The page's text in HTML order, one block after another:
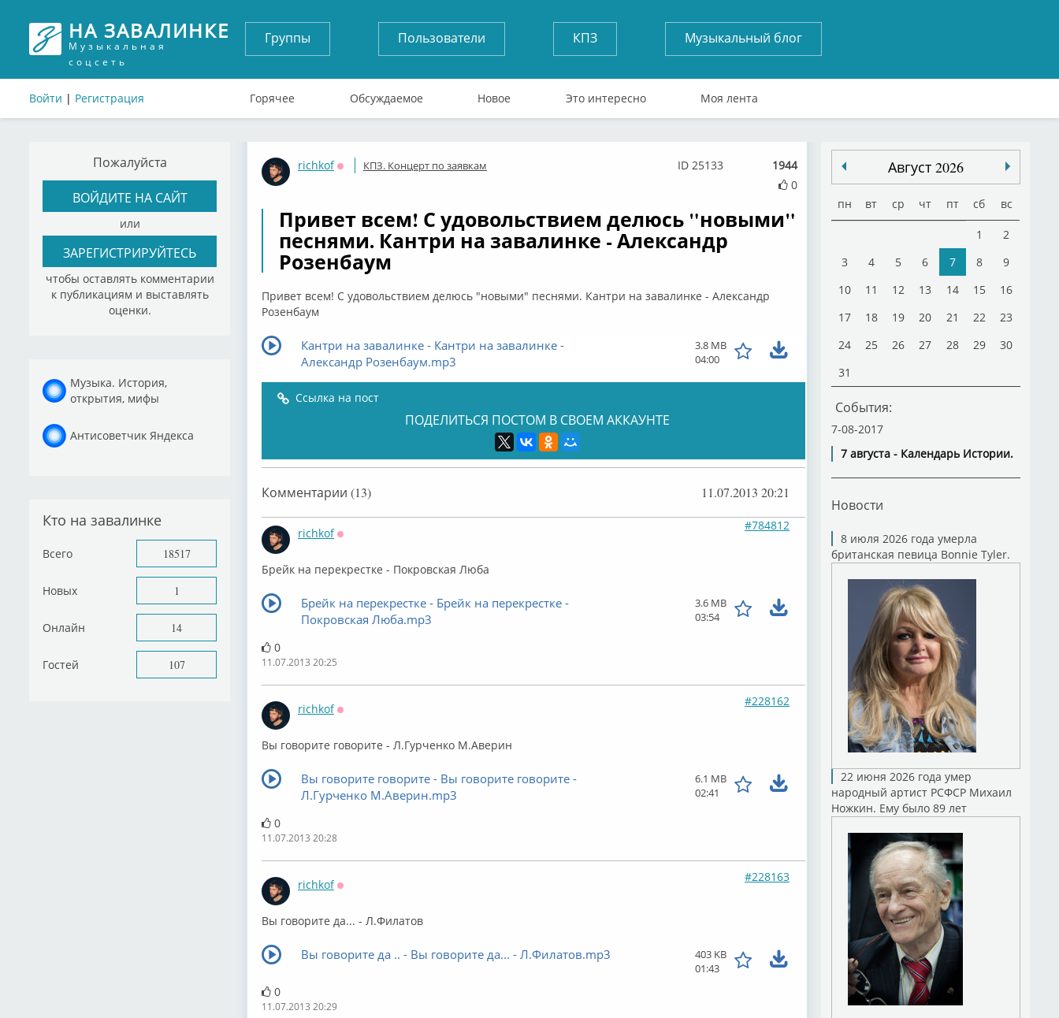
НА ЗАВАЛИНКЕ
Музыкальная
соцсеть
Войти | Регистрация
Группы Пользователи КПЗ Музыкальный блог
Горячее Обсуждаемое Новое Это интересно Моя лента
Пожалуйста
ВОЙДИТЕ НА САЙТ
или
ЗАРЕГИСТРИРУЙТЕСЬ
чтобы оставлять комментарии
к публикациям и выставлять
оценки.
Музыка. История,
открытия, мифы
Антисоветчик Яндекса
Кто на завалинке
Всего 18517
Новых 1
Онлайн 14
Гостей 107
richkof
Оффлайн
КПЗ. Концерт по заявкам
1944
0
ID 25133
Привет всем! С удовольствием делюсь "новыми"
песнями. Кантри на завалинке - Александр
Розенбаум
Привет всем! С удовольствием делюсь "новыми" песнями. Кантри на завалинке - Александр
Розенбаум
Кантри на завалинке - Кантри на завалинке -
Александр Розенбаум.mp3
3.8 MB
04:00
Ссылка на пост
ПОДЕЛИТЬСЯ ПОСТОМ В СВОЕМ АККАУНТЕ
Комментарии (13) 11.07.2013 20:21
richkof
#784812
Брейк на перекрестке - Покровская Люба
Брейк на перекрестке - Брейк на перекрестке -
Покровская Люба.mp3
3.6 MB
03:54
0
11.07.2013 20:25
richkof
#228162
Вы говорите говорите - Л.Гурченко М.Аверин
Вы говорите говорите - Вы говорите говорите -
Л.Гурченко М.Аверин.mp3
6.1 MB
02:41
0
11.07.2013 20:28
richkof
#228163
Вы говорите да... - Л.Филатов
Вы говорите да .. - Вы говорите да... - Л.Филатов.mp3
403 KB
01:43
0
11.07.2013 20:29
Август 2026
пн вт ср чт пт сб вс
1
2
3
4 5 6 7 8
9
10
11 12 13 14 15
16
17
18 19 20 21 22
23
24
25 26 27 28 29
30
31
События:
7-08-2017
7 августа - Календарь Истории.
Новости
8 июля 2026 года умерла
британская певица Bonnie Tyler.
22 июня 2026 года умер
народный артист РСФСР Михаил
Ножкин. Ему было 89 лет